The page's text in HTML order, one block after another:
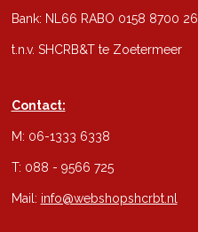
Bank: NL66 RABO 0158 8700 26
t.n.v. SHCRB&T te Zoetermeer
Contact:
M: 06-1333 6338
T: 088 - 9566 725
Mail: info@webshopshcrbt.nl